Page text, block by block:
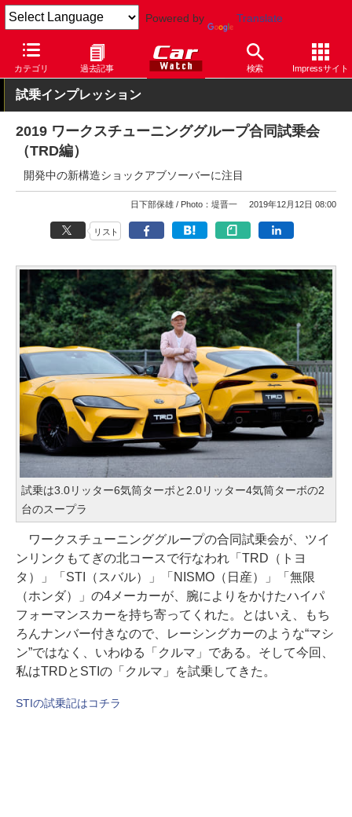
Powered by Translate
カテゴリ 過去記事 検索 Impressサイト
Car Watch 自動車 トヨタ スープラ
試乗インプレッション
2019 ワークスチューニンググループ合同試乗会
（TRD編）
開発中の新構造ショックアブソーバーに注目
日下部保雄 Photo：堤晋一 2019年12月12日 08:00
リスト
試乗は3.0リッター6気筒ターボと2.0リッター4気筒ターボの2
台のスープラ
ワークスチューニンググループの合同試乗会が、ツイ
ンリンクもてぎの北コースで行なわれ「TRD（トヨ
タ）」「STI（スバル）」「NISMO（日産）」「無限
（ホンダ）」の4メーカーが、腕によりをかけたハイパ
フォーマンスカーを持ち寄ってくれた。とはいえ、もち
ろんナンバー付きなので、レーシングカーのような“マシ
ン”ではなく、いわゆる「クルマ」である。そして今回、
私はTRDとSTIの「クルマ」を試乗してきた。
STIの試乗記はコチラ